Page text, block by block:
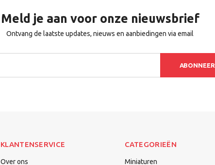
Meld je aan voor onze nieuwsbrief
Ontvang de laatste updates, nieuws en aanbiedingen via email
ABONNEER
KLANTENSERVICE
Over ons
CATEGORIEËN
Miniaturen